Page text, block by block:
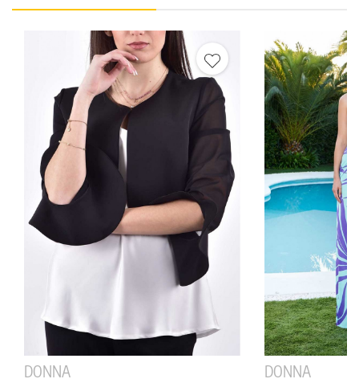
DONNA
DONNA